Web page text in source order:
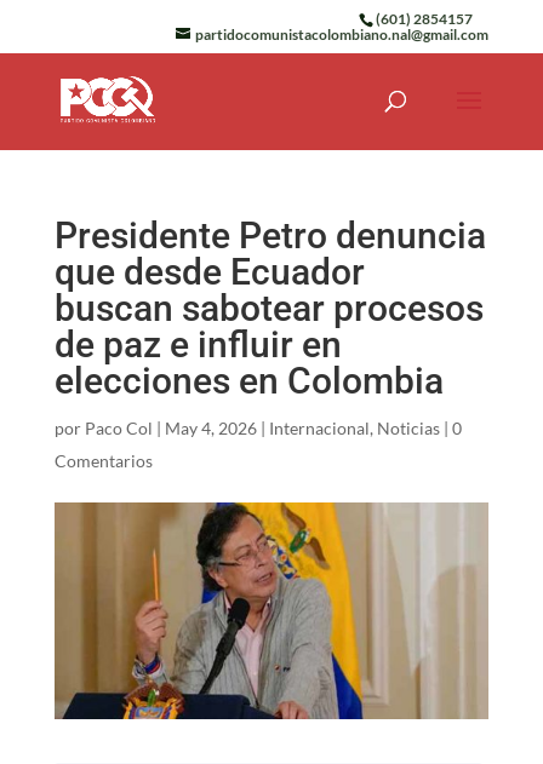
(601) 2854157
partidocomunistacolombiano.nal@gmail.com
Presidente Petro denuncia
que desde Ecuador
buscan sabotear procesos
de paz e influir en
elecciones en Colombia
por Paco Col | May 4, 2026| Internacional, Noticias| 0
Comentarios